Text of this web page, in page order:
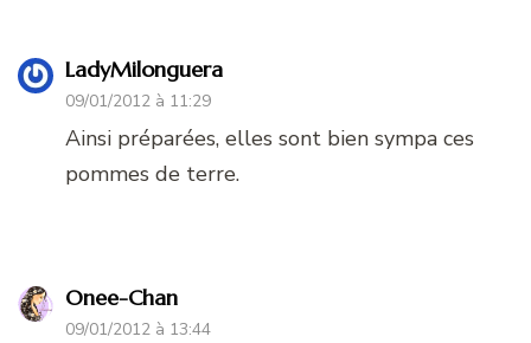
LadyMilonguera
09/01/2012 à 11:29
Ainsi préparées, elles sont bien sympa ces
pommes de terre.
Onee-Chan
09/01/2012 à 13:44